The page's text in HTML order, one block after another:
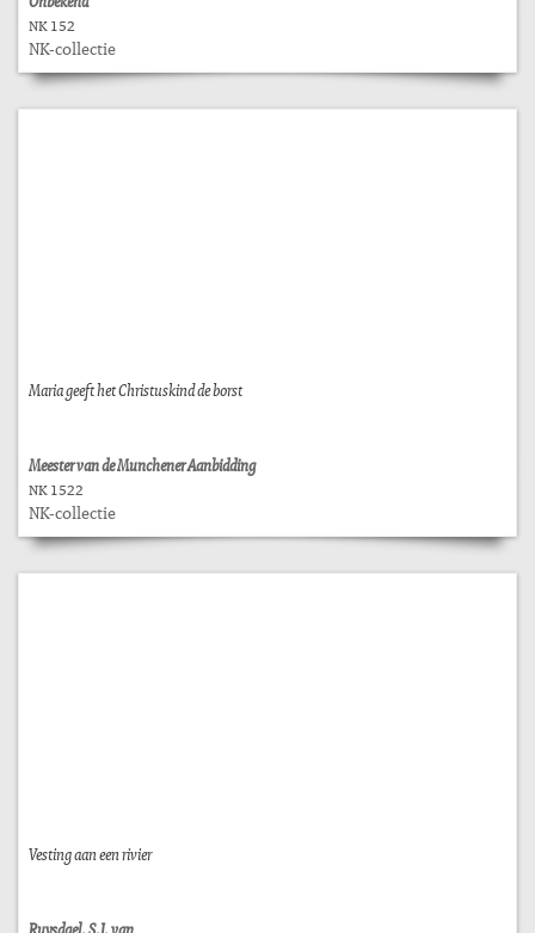
NK 152
NK-collectie
Maria geeft het Christuskind de borst
Meester van de Munchener Aanbidding
NK 1522
NK-collectie
Vesting aan een rivier